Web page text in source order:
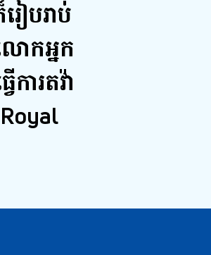
ៀបរាប់
ោកអ្នក
ារតវ៉ា